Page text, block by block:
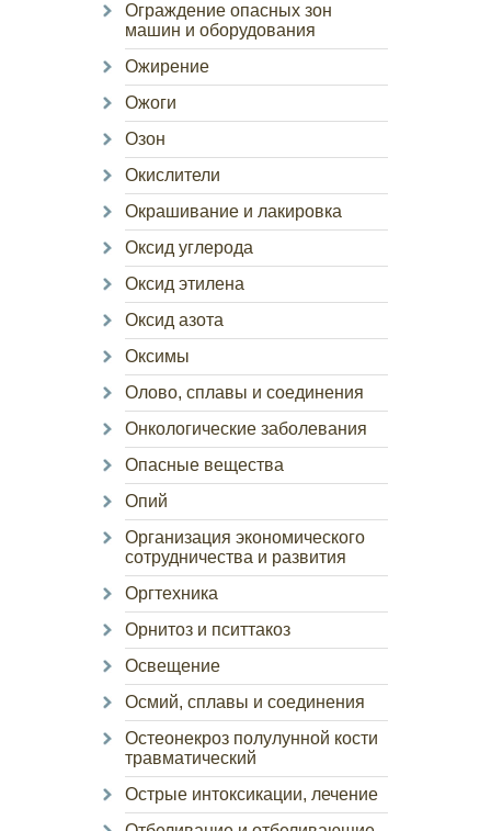
Ограждение опасных зон
машин и оборудования
Ожирение
Ожоги
Озон
Окислители
Окрашивание и лакировка
Оксид углерода
Оксид этилена
Оксид азота
Оксимы
Олово, сплавы и соединения
Онкологические заболевания
Опасные вещества
Опий
Организация экономического
сотрудничества и развития
Оргтехника
Орнитоз и пситтакоз
Освещение
Осмий, сплавы и соединения
Остеонекроз полулунной кости
травматический
Острые интоксикации, лечение